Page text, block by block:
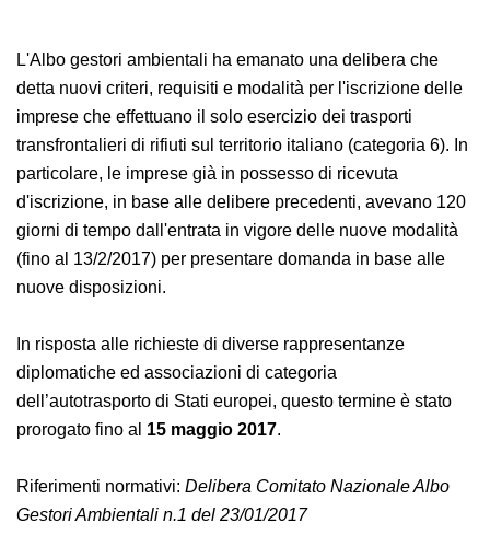
L'Albo gestori ambientali ha emanato una delibera che
detta nuovi criteri, requisiti e modalità per l'iscrizione
delle imprese che effettuano il solo esercizio dei
trasporti transfrontalieri di rifiuti sul territorio italiano
(categoria 6). In particolare, le imprese già in possesso
di ricevuta d'iscrizione, in base alle delibere precedenti,
avevano 120 giorni di tempo dall'entrata in vigore delle
nuove modalità (fino al 13/2/2017) per presentare
domanda in base alle nuove disposizioni.
In risposta alle richieste di diverse rappresentanze
diplomatiche ed associazioni di categoria
dell’autotrasporto di Stati europei, questo termine è
stato prorogato fino al15 maggio 2017
Riferimenti normativi:Delibera Comitato Nazionale
Albo Gestori Ambientali n.1 del 23/01/2017